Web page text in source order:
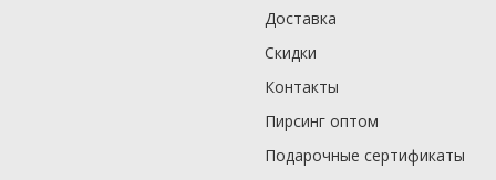
Доставка
Скидки
Контакты
Пирсинг оптом
Подарочные сертификаты